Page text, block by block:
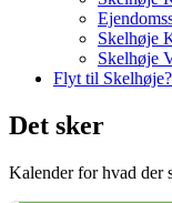
Skelhøje
Skelhøje
Flyt til Skelhøje?
Det sker
Kalender for hvad der